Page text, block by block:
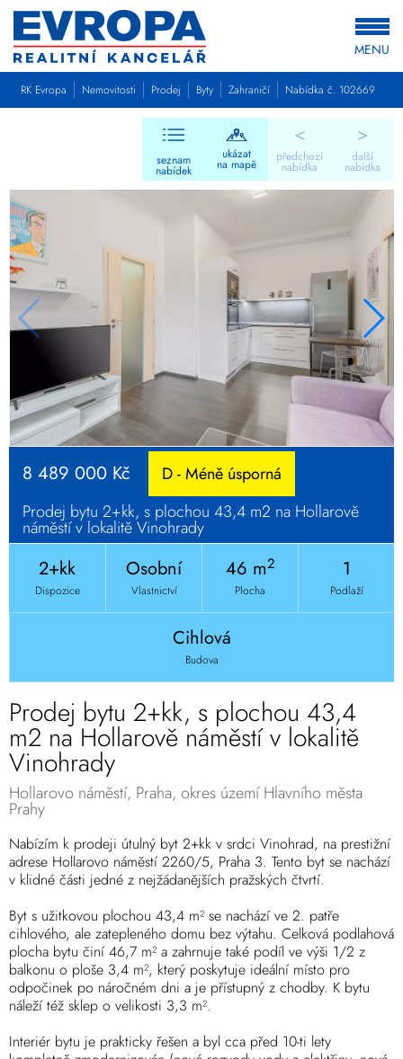
MENU
RK Evropa Nemovitosti Prodej Byty Zahraničí Nabídka č. 102669
<
předchozí
nabídka
seznam
nabídek
ukázat
na mapě
>
další
nabídka
8 489 000 Kč
D - Méně úsporná
Prodej bytu 2+kk, s plochou 43,4 m2 na Hollarově
náměstí v lokalitě Vinohrady
2+kk
Dispozice
Osobní
Vlastnictví
46 m2
Plocha
1
Podlaží
Cihlová
Budova
Prodej bytu 2+kk, s plochou 43,4
m2 na Hollarově náměstí v lokalitě
Vinohrady
Hollarovo náměstí, Praha, okres území Hlavního města
Prahy
Nabízím k prodeji útulný byt 2+kk v srdci Vinohrad, na prestižní
adrese Hollarovo náměstí 2260/5, Praha 3. Tento byt se nachází
v klidné části jedné z nejžádanějších pražských čtvrtí.
Byt s užitkovou plochou 43,4 m² se nachází ve 2. patře
cihlového, ale zatepleného domu bez výtahu. Celková podlahová
plocha bytu činí 46,7 m² a zahrnuje také podíl ve výši 1/2 z
balkonu o ploše 3,4 m², který poskytuje ideální místo pro
odpočinek po náročném dni a je přístupný z chodby. K bytu
náleží též sklep o velikosti 3,3 m².
Interiér bytu je prakticky řešen a byl cca před 10-ti lety